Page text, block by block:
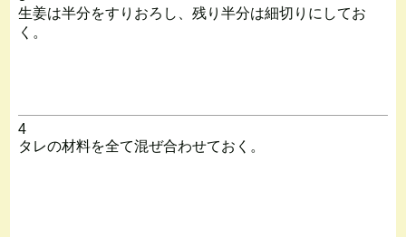
生姜は半分をすりおろし、残り半分は細切りにしてお
く。
4
タレの材料を全て混ぜ合わせておく。